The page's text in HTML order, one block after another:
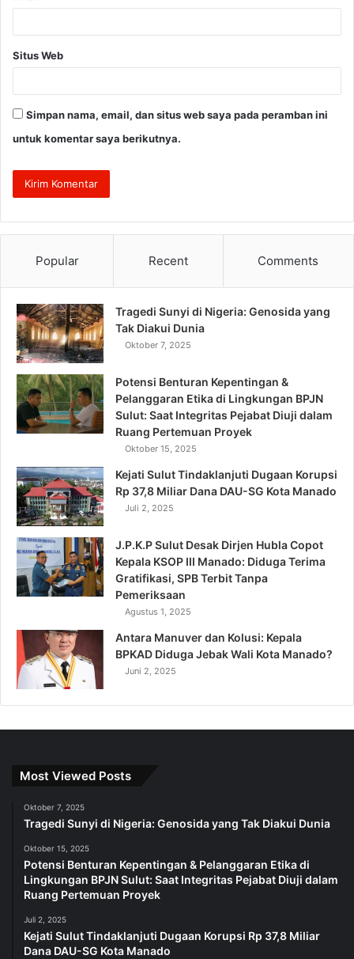
Situs Web
Simpan nama, email, dan situs web saya pada peramban ini
untuk komentar saya berikutnya.
Popular Recent Comments
Tragedi Sunyi di Nigeria: Genosida yang
Tak Diakui Dunia
Oktober 7, 2025
Potensi Benturan Kepentingan &
Pelanggaran Etika di Lingkungan BPJN
Sulut: Saat Integritas Pejabat Diuji dalam
Ruang Pertemuan Proyek
Oktober 15, 2025
Kejati Sulut Tindaklanjuti Dugaan Korupsi
Rp 37,8 Miliar Dana DAU-SG Kota Manado
Juli 2, 2025
J.P.K.P Sulut Desak Dirjen Hubla Copot
Kepala KSOP III Manado: Diduga Terima
Gratifikasi, SPB Terbit Tanpa
Pemeriksaan
Agustus 1, 2025
Antara Manuver dan Kolusi: Kepala
BPKAD Diduga Jebak Wali Kota Manado?
Juni 2, 2025
Most Viewed Posts
Oktober 7, 2025
Tragedi Sunyi di Nigeria: Genosida yang Tak Diakui Dunia
Oktober 15, 2025
Potensi Benturan Kepentingan & Pelanggaran Etika di
Lingkungan BPJN Sulut: Saat Integritas Pejabat Diuji dalam
Ruang Pertemuan Proyek
Juli 2, 2025
Kejati Sulut Tindaklanjuti Dugaan Korupsi Rp 37,8 Miliar
Dana DAU-SG Kota Manado